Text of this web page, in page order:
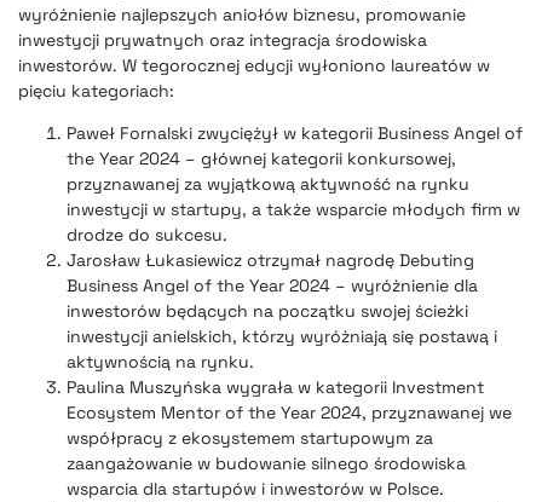
wyróżnienie najlepszych aniołów biznesu, promowanie
inwestycji prywatnych oraz integracja środowiska
inwestorów. W tegorocznej edycji wyłoniono laureatów w
pięciu kategoriach:
Paweł Fornalski zwyciężył w kategorii Business Angel of
the Year 2024 – głównej kategorii konkursowej,
przyznawanej za wyjątkową aktywność na rynku
inwestycji w startupy, a także wsparcie młodych firm w
drodze do sukcesu.
Jarosław Łukasiewicz otrzymał nagrodę Debuting
Business Angel of the Year 2024 – wyróżnienie dla
inwestorów będących na początku swojej ścieżki
inwestycji anielskich, którzy wyróżniają się postawą i
aktywnością na rynku.
Paulina Muszyńska wygrała w kategorii Investment
Ecosystem Mentor of the Year 2024, przyznawanej we
współpracy z ekosystemem startupowym za
zaangażowanie w budowanie silnego środowiska
wsparcia dla startupów i inwestorów w Polsce.